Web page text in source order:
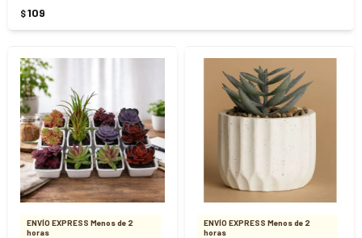
$109
ENVÍO EXPRESS Menos de 2
horas
ENVÍO EXPRESS Menos de 2
horas